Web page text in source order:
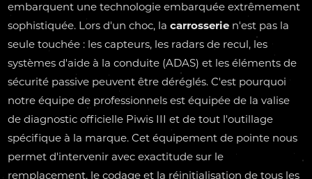
embarquent une technologie embarquée extrêmement
sophistiquée. Lors d'un choc, lacarrosserie n'est pas la
seule touchée : les capteurs, les radars de recul, les
systèmes d'aide à la conduite (ADAS) et les éléments de
sécurité passive peuvent être déréglés. C'est pourquoi
notre équipe de professionnels est équipée de la valise
de diagnostic officielle Piwis III et de tout l'outillage
spécifique à la marque. Cet équipement de pointe nous
permet d'intervenir avec exactitude sur le
remplacement, le codage et la réinitialisation de tous les